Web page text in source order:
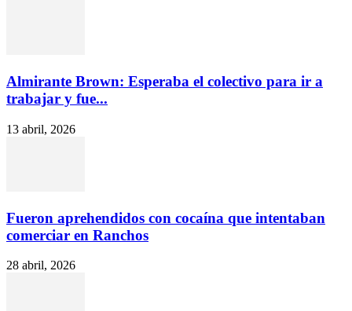
Almirante Brown: Esperaba el colectivo para ir a
trabajar y fue...
13 abril, 2026
Fueron aprehendidos con cocaína que intentaban
comerciar en Ranchos
28 abril, 2026